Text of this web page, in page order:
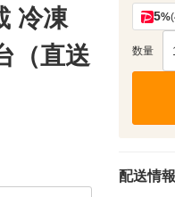
冷凍
（直送
5%
数量
配送情